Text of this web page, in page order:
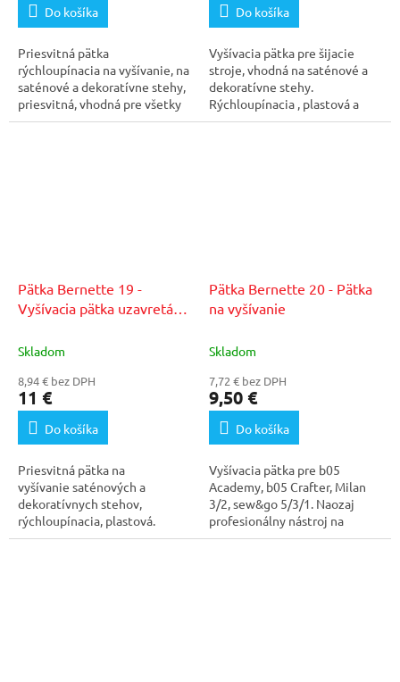
Do košíka
Priesvitná pätka
rýchloupínacia na vyšívanie, na
saténové a dekoratívne stehy,
priesvitná, vhodná pre všetky
modely Bernette (i...
Do košíka
Vyšívacia pätka pre šijacie
stroje, vhodná na saténové a
dekoratívne stehy.
Rýchloupínacia , plastová a
priesvitná, vhodná na...
Pätka Bernette 19 -
Vyšívacia pätka uzavretá
Skladom
8,94 € bez DPH
11 €
Do košíka
Priesvitná pätka na
vyšívanie saténových a
dekoratívnych stehov,
rýchloupínacia, plastová.
Vhodná na modely Bernette
Pätka Bernette 20 - Pätka
na vyšívanie
Skladom
7,72 € bez DPH
9,50 €
Do košíka
Vyšívacia pätka pre b05
Academy, b05 Crafter, Milan
3/2, sew&go 5/3/1. Naozaj
profesionálny nástroj na
vyšívanie a zdobenie....